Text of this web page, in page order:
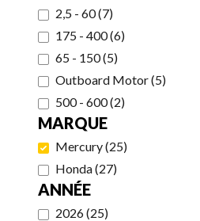
2,5 - 60(7)
175 - 400(6)
65 - 150(5)
Outboard Motor(5)
500 - 600(2)
MARQUE
Mercury(25)
Honda(27)
ANNÉE
2026(25)